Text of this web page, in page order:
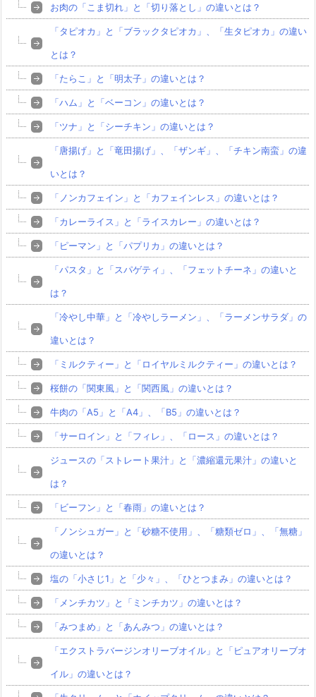
お肉の「こま切れ」と「切り落とし」の違いとは？
「タピオカ」と「ブラックタピオカ」、「生タピオカ」の違い
とは？
「たらこ」と「明太子」の違いとは？
「ハム」と「ベーコン」の違いとは？
「ツナ」と「シーチキン」の違いとは？
「唐揚げ」と「竜田揚げ」、「ザンギ」、「チキン南蛮」の違
いとは？
「ノンカフェイン」と「カフェインレス」の違いとは？
「カレーライス」と「ライスカレー」の違いとは？
「ピーマン」と「パプリカ」の違いとは？
「パスタ」と「スパゲティ」、「フェットチーネ」の違いと
は？
「冷やし中華」と「冷やしラーメン」、「ラーメンサラダ」の
違いとは？
「ミルクティー」と「ロイヤルミルクティー」の違いとは？
桜餅の「関東風」と「関西風」の違いとは？
牛肉の「A5」と「A4」、「B5」の違いとは？
「サーロイン」と「フィレ」、「ロース」の違いとは？
ジュースの「ストレート果汁」と「濃縮還元果汁」の違いと
は？
「ビーフン」と「春雨」の違いとは？
「ノンシュガー」と「砂糖不使用」、「糖類ゼロ」、「無糖」
の違いとは？
塩の「小さじ1」と「少々」、「ひとつまみ」の違いとは？
「メンチカツ」と「ミンチカツ」の違いとは？
「みつまめ」と「あんみつ」の違いとは？
「エクストラバージンオリーブオイル」と「ピュアオリーブオ
イル」の違いとは？